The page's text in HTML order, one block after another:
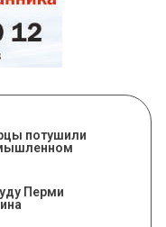
потушили
Перми